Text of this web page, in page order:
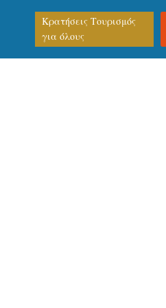
Κρατήσεις Τουρισμός
για όλους